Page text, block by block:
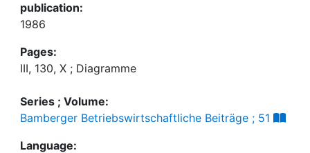
publication:
1986
Pages:
III, 130, X ; Diagramme
Series ; Volume:
Bamberger Betriebswirtschaftliche Beiträge ; 51
Language: